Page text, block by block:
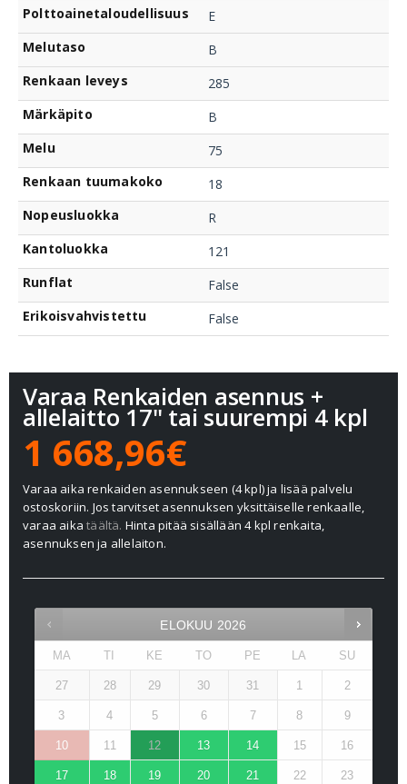
Polttoainetaloudellisuus
E
Melutaso
B
Renkaan leveys
285
Märkäpito
B
Melu
75
Renkaan tuumakoko
18
Nopeusluokka
R
Kantoluokka
121
Runflat
False
Erikoisvahvistettu
False
Varaa Renkaiden asennus +
allelaitto 17" tai suurempi 4 kpl
1 668,96€
Varaa aika renkaiden asennukseen (4 kpl) ja lisää palvelu
ostoskoriin. Jos tarvitset asennuksen yksittäiselle renkaalle,
varaa aikatäältä. Hinta pitää sisällään 4 kpl renkaita,
asennuksen ja allelaiton.
ELOKUU 2026
MA TI KE TO PE LA SU
27 28 29 30 31 1 2
3 4 5 6 7 8 9
10 11 12 13 14 15 16
17 18 19 20 21 22 23